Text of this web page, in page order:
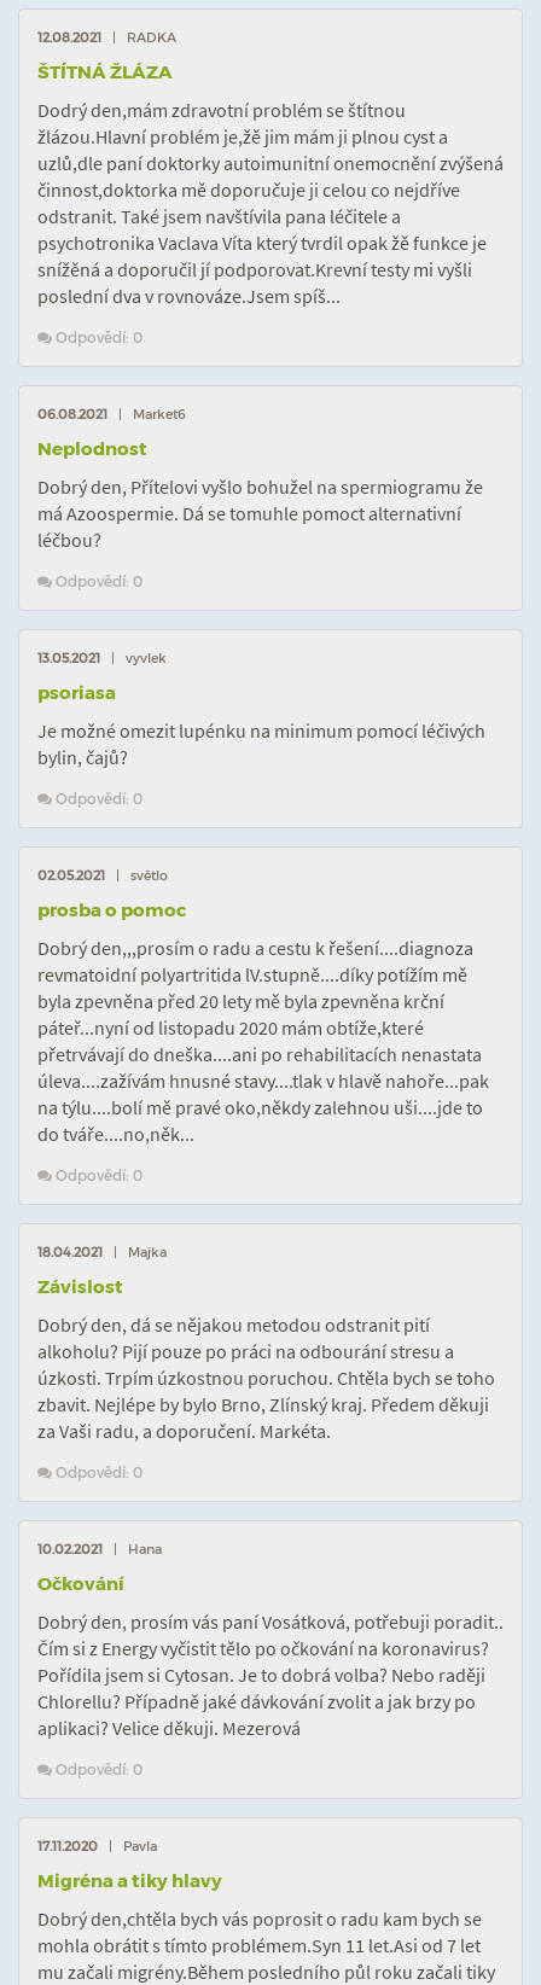
12.08.2021 | RADKA
ŠTÍTNÁ ŽLÁZA
Dodrý den,mám zdravotní problém se štítnou
žlázou.Hlavní problém je,žě jim mám ji plnou cyst a
uzlů,dle paní doktorky autoimunitní onemocnění zvýšená
činnost,doktorka mě doporučuje ji celou co nejdříve
odstranit. Také jsem navštívila pana léčitele a
psychotronika Vaclava Víta který tvrdil opak žě funkce je
snížěná a doporučil jí podporovat.Krevní testy mi vyšli
poslední dva v rovnováze.Jsem spíš...
Odpovědí: 0
06.08.2021 | Market6
Neplodnost
Dobrý den, Přítelovi vyšlo bohužel na spermiogramu že
má Azoospermie. Dá se tomuhle pomoct alternativní
léčbou?
Odpovědí: 0
13.05.2021 | vyvlek
psoriasa
Je možné omezit lupénku na minimum pomocí léčivých
bylin, čajů?
Odpovědí: 0
02.05.2021 | světlo
prosba o pomoc
Dobrý den,,,prosím o radu a cestu k řešení....diagnoza
revmatoidní polyartritida lV.stupně....díky potížím mě
byla zpevněna před 20 lety mě byla zpevněna krční
páteř...nyní od listopadu 2020 mám obtíže,které
přetrvávají do dneška....ani po rehabilitacích nenastata
úleva....zažívám hnusné stavy....tlak v hlavě nahoře...pak
na týlu....bolí mě pravé oko,někdy zalehnou uši....jde to
do tváře....no,něk...
Odpovědí: 0
18.04.2021 | Majka
Závislost
Dobrý den, dá se nějakou metodou odstranit pití
alkoholu? Pijí pouze po práci na odbourání stresu a
úzkosti. Trpím úzkostnou poruchou. Chtěla bych se toho
zbavit. Nejlépe by bylo Brno, Zlínský kraj. Předem děkuji
za Vaši radu, a doporučení. Markéta.
Odpovědí: 0
10.02.2021 | Hana
Očkování
Dobrý den, prosím vás paní Vosátková, potřebuji poradit..
Čím si z Energy vyčistit tělo po očkování na koronavirus?
Pořídila jsem si Cytosan. Je to dobrá volba? Nebo raději
Chlorellu? Případně jaké dávkování zvolit a jak brzy po
aplikaci? Velice děkuji. Mezerová
Odpovědí: 0
17.11.2020 | Pavla
Migréna a tiky hlavy
Dobrý den,chtěla bych vás poprosit o radu kam bych se
mohla obrátit s tímto problémem.Syn 11 let.Asi od 7 let
mu začali migrény.Během posledního půl roku začali tiky